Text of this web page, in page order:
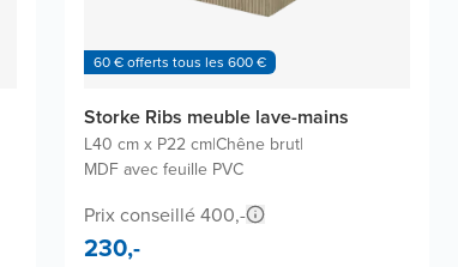
60 € offerts tous les 600 €
Storke Ribs meuble lave-mains
L40 cm x P22 cm|Chêne brut|
MDF avec feuille PVC
Prix conseillé 400,-
230,-